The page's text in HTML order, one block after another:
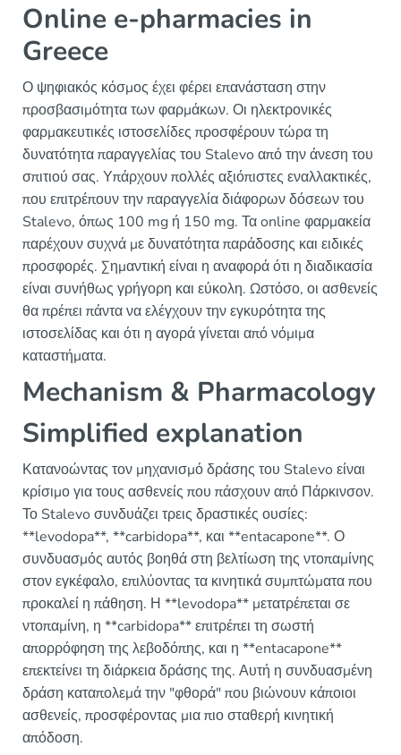
Online e-pharmacies in
Greece
Ο ψηφιακός κόσμος έχει φέρει επανάσταση στην
προσβασιμότητα των φαρμάκων. Οι ηλεκτρονικές
φαρμακευτικές ιστοσελίδες προσφέρουν τώρα τη
δυνατότητα παραγγελίας του Stalevo από την άνεση του
σπιτιού σας. Υπάρχουν πολλές αξιόπιστες εναλλακτικές,
που επιτρέπουν την παραγγελία διάφορων δόσεων του
Stalevo, όπως 100 mg ή 150 mg. Τα online φαρμακεία
παρέχουν συχνά με δυνατότητα παράδοσης και ειδικές
προσφορές. Σημαντική είναι η αναφορά ότι η διαδικασία
είναι συνήθως γρήγορη και εύκολη. Ωστόσο, οι ασθενείς
θα πρέπει πάντα να ελέγχουν την εγκυρότητα της
ιστοσελίδας και ότι η αγορά γίνεται από νόμιμα
καταστήματα.
Mechanism & Pharmacology
Simplified explanation
Κατανοώντας τον μηχανισμό δράσης του Stalevo είναι
κρίσιμο για τους ασθενείς που πάσχουν από Πάρκινσον.
Το Stalevo συνδυάζει τρεις δραστικές ουσίες:
**levodopa**, **carbidopa**, και **entacapone**. Ο
συνδυασμός αυτός βοηθά στη βελτίωση της ντοπαμίνης
στον εγκέφαλο, επιλύοντας τα κινητικά συμπτώματα που
προκαλεί η πάθηση. Η **levodopa** μετατρέπεται σε
ντοπαμίνη, η **carbidopa** επιτρέπει τη σωστή
απορρόφηση της λεβοδόπης, και η **entacapone**
επεκτείνει τη διάρκεια δράσης της. Αυτή η συνδυασμένη
δράση καταπολεμά την "φθορά" που βιώνουν κάποιοι
ασθενείς, προσφέροντας μια πιο σταθερή κινητική
απόδοση.